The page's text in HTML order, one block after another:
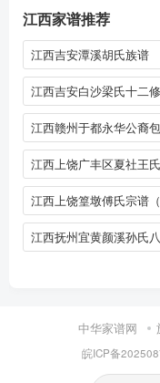
江西家谱推荐
江西吉安潭溪胡氏族谱
江西吉安白沙梁氏十二
江西赣州于都永华公裔
江西上饶广丰区夏社王
江西上饶篁墩傅氏宗谱（
江西抚州宜黄颜溪孙氏
中华家谱网
皖ICP备